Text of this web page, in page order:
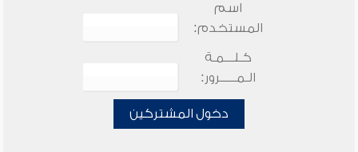
اسم
المستخدم:
كـلـــمـة
الـمـــــرور:
دخول المشتركين